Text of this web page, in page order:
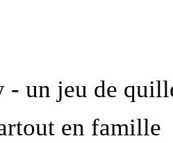
un jeu de
en famille